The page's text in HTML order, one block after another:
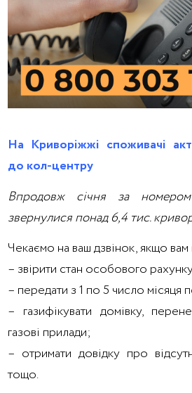
На Криворіжжі споживачі
до кол-центру
Впродовж січня за
звернулися понад 6,4 тис.
Чекаємо на ваш дзвінок, якщо
– звірити стан особового
– передати з 1 по 5 число місяця
– газифікувати домівку,
газові прилади;
– отримати довідку про
тощо.